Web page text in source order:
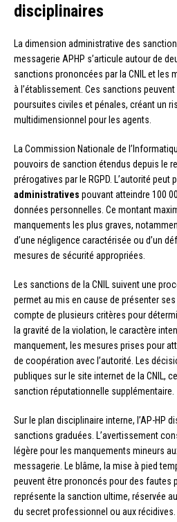
disciplinaires
La dimension administrative des
messagerie APHP s’articule autour de
sanctions prononcées par la CNIL et les
à l’établissement. Ces sanctions
poursuites civiles et pénales, créant un
multidimensionnel pour les agents.
La Commission Nationale de
pouvoirs de sanction étendus depuis le
prérogatives par le RGPD. L’autorité peut
administratives pouvant atteindre 100
données personnelles. Ce montant
manquements les plus graves,
d’une négligence caractérisée ou d’un
mesures de sécurité appropriées.
Les sanctions de la CNIL suivent une
permet au mis en cause de présenter
compte de plusieurs critères pour
la gravité de la violation, le caractère
manquement, les mesures prises pour
de coopération avec l’autorité. Les
publiques sur le site internet de la CNIL,
sanction réputationnelle supplémentaire.
Sur le plan disciplinaire interne, l’AP-HP
sanctions graduées. L’avertissement
légère pour les manquements mineurs
messagerie. Le blâme, la mise à pied
peuvent être prononcés pour des fautes
représente la sanction ultime, réservée
du secret professionnel ou aux récidives.